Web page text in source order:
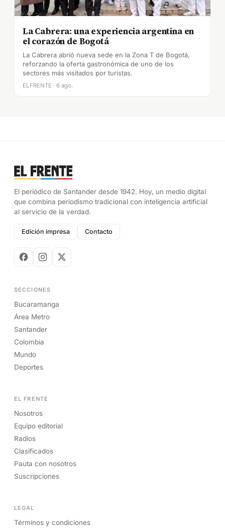
La Cabrera: una experiencia argentina en
el corazón de Bogotá
La Cabrera abrió nueva sede en la Zona T de Bogotá,
reforzando la oferta gastronómica de uno de los
sectores más visitados por turistas.
ELFRENTE · 6 ago.
El periódico de Santander desde 1942. Hoy, un medio digital
que combina periodismo tradicional con inteligencia artificial
al servicio de la verdad.
Edición impresa Contacto
SECCIONES
Bucaramanga
Área Metro
Santander
Colombia
Mundo
Deportes
EL FRENTE
Nosotros
Equipo editorial
Radios
Clasificados
Pauta con nosotros
Suscripciones
LEGAL
Términos y condiciones